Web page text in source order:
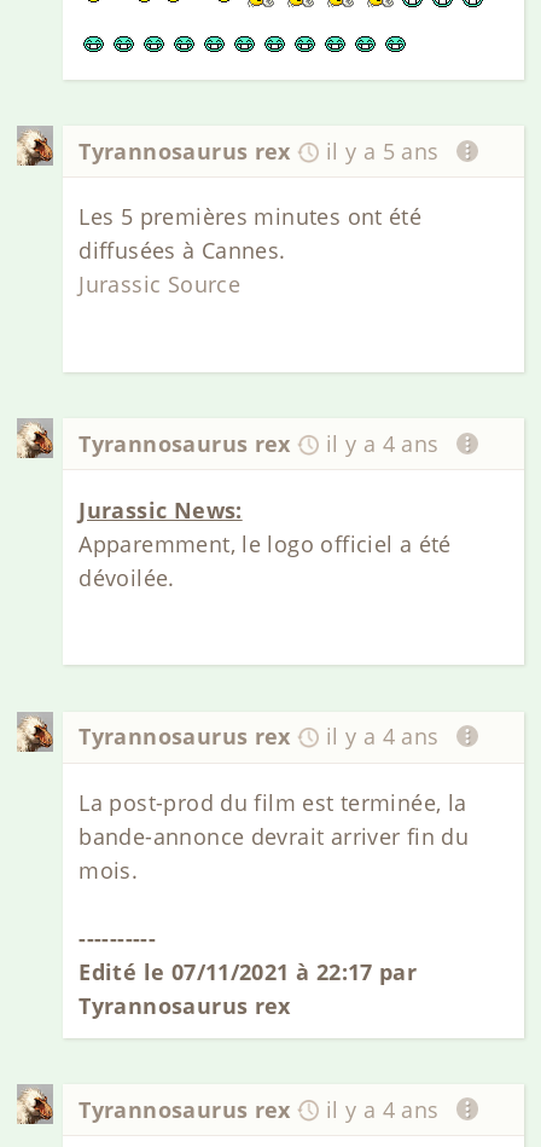
Tyrannosaurus rex il y a 5 ans
Les 5 premières minutes ont été
diffusées à Cannes.
Jurassic Source
Tyrannosaurus rex il y a 4 ans
Jurassic News:
Apparemment, le logo officiel a été
dévoilée.
Tyrannosaurus rex il y a 4 ans
La post-prod du film est terminée, la
bande-annonce devrait arriver fin du
mois.
----------
Edité le 07/11/2021 à 22:17 par
Tyrannosaurus rex
Tyrannosaurus rex il y a 4 ans